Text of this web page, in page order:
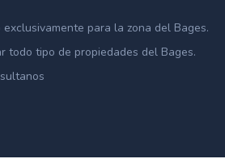
para la zona del Bages.
todo tipo de propiedades del Bages.